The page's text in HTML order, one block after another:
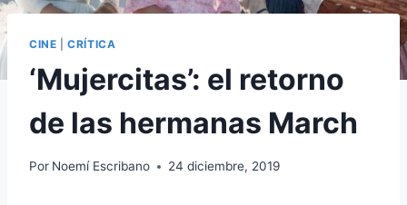
CINE |CRÍTICA
‘Mujercitas’: el retorno
de las hermanas March
Por Noemí Escribano 24 diciembre, 2019